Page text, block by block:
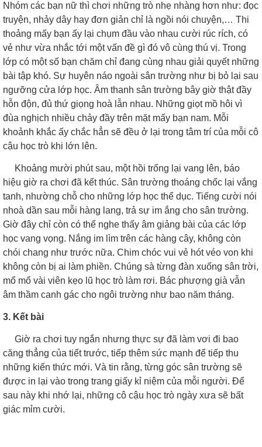
Nhóm các bạn nữ thì chơi những trò nhẹ nhàng hơn như: đọc
truyện, nhảy dây hay đơn giản chỉ là ngồi nói chuyện,… Thi
thoảng mấy bạn ấy lại chụm đầu vào nhau cười rúc rích, có
vẻ như vừa nhắc tới một vấn đề gì đó vô cùng thú vị. Trong
lớp có một số bạn chăm chỉ đang cùng nhau giải quyết những
bài tập khó. Sự huyên náo ngoài sân trường như bị bỏ lại sau
ngưỡng cửa lớp học. Âm thanh sân trường bây giờ thật đầy
hỗn độn, đủ thứ giọng hoà lẫn nhau. Những giọt mồ hôi vì
đùa nghịch nhiều chảy đầy trên mặt mấy bạn nam. Mỗi
khoảnh khắc ấy chắc hẳn sẽ đều ở lại trong tâm trí của mỗi cô
cậu học trò khi lớn lên.
Khoảng mười phút sau, một hồi trống lại vang lên, báo
hiệu giờ ra chơi đã kết thúc. Sân trường thoáng chốc lại vắng
tanh, nhường chỗ cho những lớp học thể dục. Tiếng cười nói
nhoà dần sau mỗi hàng lang, trả sự im ắng cho sân trường.
Giờ đây chỉ còn có thể nghe thấy âm giảng bài của các lớp
học vang vọng. Nắng im lìm trên các hàng cây, không còn
chói chang như trước nữa. Chim chóc vui vẻ hót véo von khi
không còn bị ai làm phiền. Chúng sà từng đàn xuống sân trời,
mổ mổ vài viên kẹo lũ học trò làm rơi. Bác phượng già vẫn
âm thầm canh gác cho ngôi trường như bao năm tháng.
3. Kết bài
Giờ ra chơi tuy ngắn nhưng thực sự đã làm vơi đi bao
căng thẳng của tiết trước, tiếp thêm sức mạnh để tiếp thu
những kiến thức mới. Và tin rằng, từng góc sân trường sẽ
được in lại vào trong trang giấy kỉ niệm của mỗi người. Để
sau này khi nhớ lại, những cô cậu học trò ngày xưa sẽ bất
giác mỉm cười.